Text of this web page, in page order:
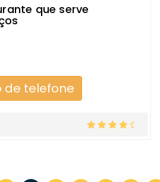
que serve
de telefone